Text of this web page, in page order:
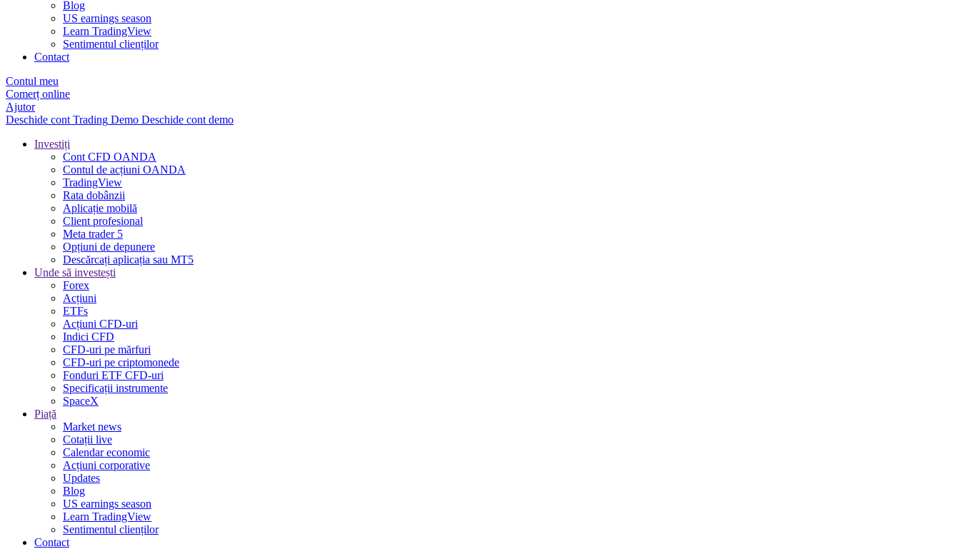
Blog
US earnings season
Learn TradingView
Sentimentul clienților
Contact
Contul meu
Comerț online
Ajutor
Deschide cont Trading Demo Deschide cont demo
Investiți
Cont CFD OANDA
Contul de acțiuni OANDA
TradingView
Rata dobânzii
Aplicație mobilă
Client profesional
Meta trader 5
Opțiuni de depunere
Descărcați aplicația sau MT5
Unde să investești
Forex
Acțiuni
ETFs
Acțiuni CFD-uri
Indici CFD
CFD-uri pe mărfuri
CFD-uri pe criptomonede
Fonduri ETF CFD-uri
Specificații instrumente
SpaceX
Piață
Market news
Cotații live
Calendar economic
Acțiuni corporative
Updates
Blog
US earnings season
Learn TradingView
Sentimentul clienților
Contact